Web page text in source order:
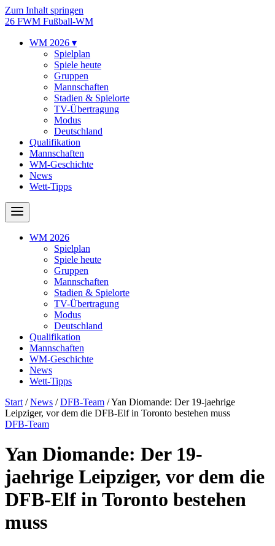
Zum Inhalt springen
26 FWM Fußball-WM
WM 2026 ▾
Spielplan
Spiele heute
Gruppen
Mannschaften
Stadien & Spielorte
TV-Übertragung
Modus
Deutschland
Qualifikation
Mannschaften
WM-Geschichte
News
Wett-Tipps
WM 2026
Spielplan
Spiele heute
Gruppen
Mannschaften
Stadien & Spielorte
TV-Übertragung
Modus
Deutschland
Qualifikation
Mannschaften
WM-Geschichte
News
Wett-Tipps
Start /News /DFB-Team /Yan Diomande: Der 19-jaehrige
Leipziger, vor dem die DFB-Elf in Toronto bestehen muss
DFB-Team
Yan Diomande: Der 19-
jaehrige Leipziger, vor dem die
DFB-Elf in Toronto bestehen
muss